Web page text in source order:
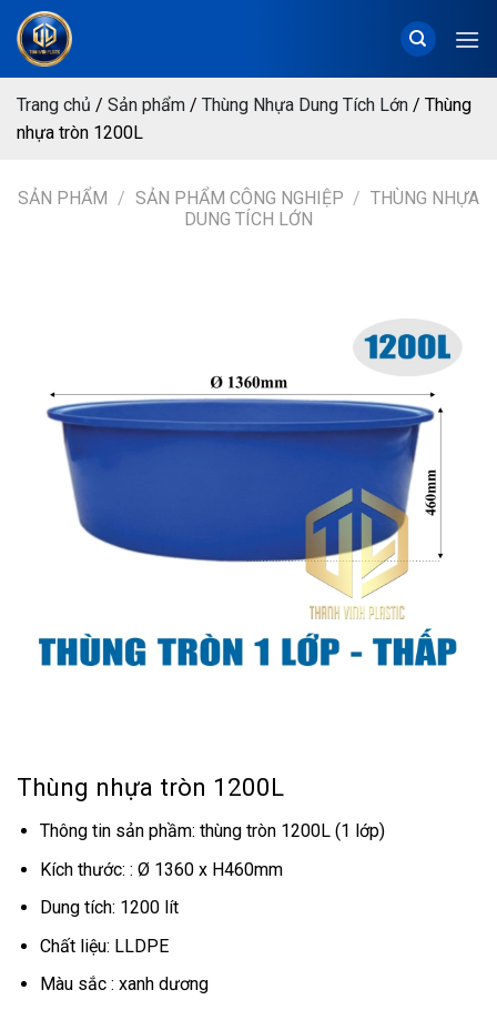
Chuyển
đến
dungTrang chủ / Sản phẩm / Thùng Nhựa Dung Tích Lớn / Thùng
nhựa tròn 1200L
SẢN PHẨM / SẢN PHẨM CÔNG NGHIỆP / THÙNG NHỰA
DUNG TÍCH LỚN
Thùng nhựa tròn 1200L
Thông tin sản phầm: thùng tròn 1200L (1 lớp)
Kích thước: : Ø 1360 x H460mm
Dung tích: 1200 lít
Chất liệu: LLDPE
Màu sắc : xanh dương